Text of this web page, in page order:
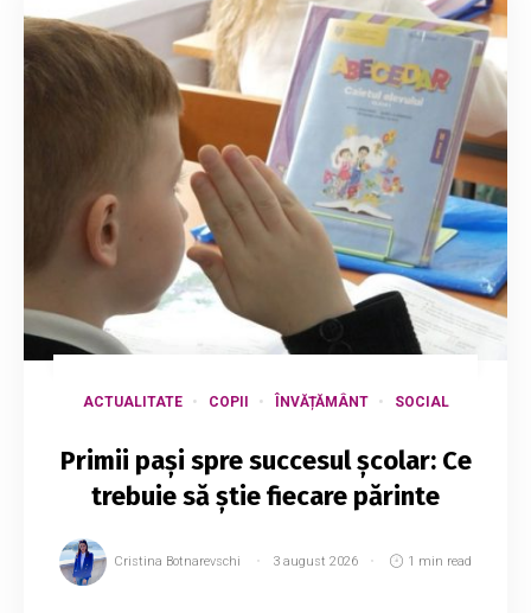
ACTUALITATE COPII ÎNVĂȚĂMÂNT SOCIAL
Primii pași spre succesul școlar: Ce
trebuie să știe fiecare părinte
Cristina Botnarevschi 3 august 2026 1 min read